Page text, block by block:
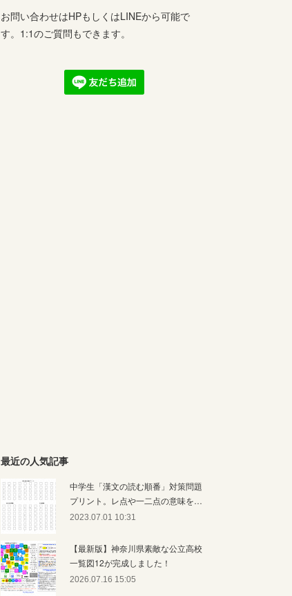
お問い合わせはHPもしくはLINEから可能で
す。1:1のご質問もできます。
最近の人気記事
中学生「漢文の読む順番」対策問題
プリント。レ点や一二点の意味を…
2023.07.01 10:31
【最新版】神奈川県素敵な公立高校
一覧図12が完成しました！
2026.07.16 15:05